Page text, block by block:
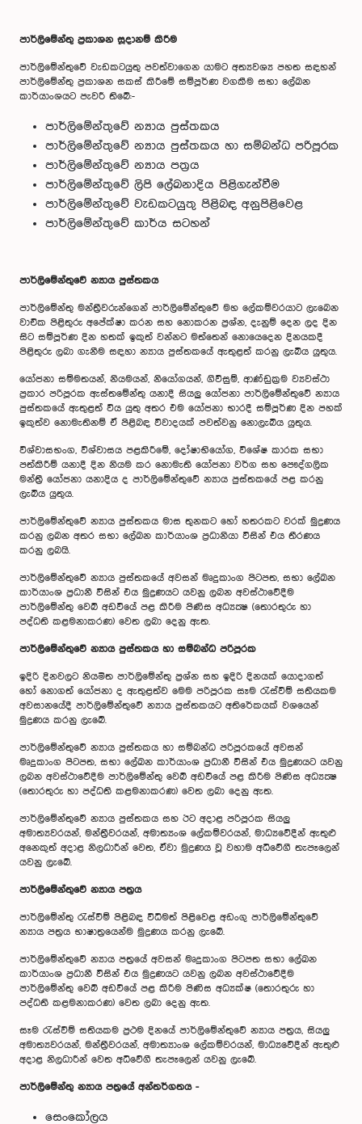
පාර්ලිමේන්තු ප්‍රකාශන සූදානම් කිරීම
පාර්ලිමේන්තුවේ වැඩකටයුතු පවත්වාගෙන යාමට අත්‍යවශ්‍ය පහත සඳහන්
පාර්ලිමේන්තු ප්‍රකාශන සකස් කිරීමේ සම්පූර්ණ වගකීම සභා ලේඛන
කාර්යාංශයට පැවරී තිබේ:-
පාර්ලිමේන්තුවේ න්‍යාය පුස්තකය
පාර්ලිමේන්තුවේ න්‍යාය පුස්තකය හා සම්බන්ධ පරිපූරක
පාර්ලිමේන්තුවේ න්‍යාය පත්‍රය
පාර්ලිමේන්තුවේ ලිපි ලේඛනාදිය පිළිගැන්වීම
පාර්ලිමේන්තුවේ වැඩකටයුතු පිළිබඳ අනුපිළිවෙළ
පාර්ලිමේන්තුවේ කාර්ය සටහන්
පාර්ලිමේන්තුවේ න්‍යාය පුස්තකය
පාර්ලිමේන්තු මන්ත්‍රීවරුන්ගෙන් පාර්ලිමේන්තුවේ මහ ලේකම්වරයාට ලැබෙන
වාචික පිළිතුරු අපේක්ෂා කරන සහ නොකරන ප්‍රශ්න, දැනුම් දෙන ලද දින
සිට සම්පූර්ණ දින හතක් ඉකුත් වන්නට මත්තෙන් නොයෙදෙන දිනයකදී
පිළිතුරු ලබා ගැනීම සඳහා න්‍යාය පුස්තකයේ ඇතුළත් කරනු ලැබිය යුතුය.
යෝජනා සම්මතයන්, නියමයන්, නියෝගයන්, ගිවිසුම්, ආණ්ඩුක්‍රම ව්‍යවස්ථා
ප්‍රකාර පරිපූරක ඇස්තමේන්තු යනාදී සියලු යෝජනා පාර්ලිමේන්තුවේ න්‍යාය
පුස්තකයේ ඇතුළත් විය යුතු අතර එම යෝජනා භාරදී සම්පූර්ණ දින පහක්
ඉකුත්ව නොමැතිනම් ඒ පිළිබඳ විවාදයක් පවත්වනු නොලැබිය යුතුය.
විශ්වාසභංග, විශ්වාසය පළකිරීමේ, දෝෂාභියෝග, විශේෂ කාරක සභා
පත්කිරීම් යනාදී දින නියම කර නොමැති යෝජනා වර්ග සහ පෞද්ගලික
මන්ත්‍රී යෝජනා යනාදිය ද පාර්ලිමේන්තුවේ න්‍යාය පුස්තකයේ පළ කරනු
ලැබිය යුතුය.
පාර්ලිමේන්තුවේ න්‍යාය පුස්තකය මාස තුනකට හෝ හතරකට වරක් මුද්‍රණය
කරනු ලබන අතර සභා ලේඛන කාර්යාංශ ප්‍රධානියා විසින් එය තීරණය
කරනු ලබයි.
පාර්ලිමේන්තුවේ න්‍යාය පුස්තකයේ අවසන් මෘදුකාංග පිටපත, සභා ලේඛන
කාර්යාංශ ප්‍රධානී විසින් එය මුද්‍රණයට යවනු ලබන අවස්ථාවේදීම
පාර්ලිමේන්තු වෙබ් අඩවියේ පළ කිරීම පිණිස අධ්‍යක්‍ෂ (තොරතුරු හා
පද්ධති කළමනාකරණ) වෙත ලබා දෙනු ඇත.
පාර්ලිමේන්තුවේ න්‍යාය පුස්තකය හා සම්බන්ධ පරිපූරක
ඉදිරි දිනවලට නියමිත පාර්ලිමේන්තු ප්‍රශ්න සහ ඉදිරි දිනයක් යොදාගත්
හෝ නොගත් යෝජනා ද ඇතුළත්ව මෙම පරිපූරක සෑම රැස්වීම් සතියකම
අවසානයේදී පාර්ලිමේන්තුවේ න්‍යාය පුස්තකයට අතිරේකයක් වශයෙන්
මුද්‍රණය කරනු ලැබේ.
පාර්ලිමේන්තුවේ න්‍යාය පුස්තකය හා සම්බන්ධ පරිපූරකයේ අවසන්
මෘදුකාංග පිටපත, සභා ලේඛන කාර්යාංශ ප්‍රධානී විසින් එය මුද්‍රණයට යවනු
ලබන අවස්ථාවේදීම පාර්ලිමේන්තු වෙබ් අඩවියේ පළ කිරීම පිණිස අධ්‍යක්‍ෂ
(තොරතුරු හා පද්ධති කළමනාකරණ) වෙත ලබා දෙනු ඇත.
පාර්ලිමේන්තුවේ න්‍යාය පුස්තකය සහ ඊට අදාළ පරිපූරක සියලු
අමාත්‍යවරයන්, මන්ත්‍රීවරයන්, අමාත්‍යංශ ලේකම්වරයන්, මාධ්‍යවේදීන් ඇතුළු
අනෙකුත් අදාළ නිලධාරීන් වෙත, ඒවා මුද්‍රණය වූ වහාම අධිවේගී තැපෑලෙන්
යවනු ලැබේ.
පාර්ලිමේන්තුවේ න්‍යාය පත්‍රය
පාර්ලිමේන්තු රැස්වීම් පිළිබඳ විධිමත් පිළිවෙළ අඩංගු පාර්ලිමේන්තුවේ
න්‍යාය පත්‍රය භාෂාත්‍රයෙන්ම මුද්‍රණය කරනු ලැබේ.
පාර්ලිමේන්තුවේ න්‍යාය පත්‍රයේ අවසන් මෘදුකාංග පිටපත සභා ලේඛන
කාර්යාංශ ප්‍රධානී විසින් එය මුද්‍රණයට යවනු ලබන අවස්ථාවේදීම
පාර්ලිමේන්තු වෙබ් අඩවියේ පළ කිරීම පිණිස අධ්‍යක්ෂ (තොරතුරු හා
පද්ධති කළමනාකරණ) වෙත ලබා දෙනු ඇත.
සෑම රැස්වීම් සතියකම ප්‍රථම දිනයේ පාර්ලිමේන්තුවේ න්‍යාය පත්‍රය, සියලු
අමාත්‍යවරයන්, මන්ත්‍රීවරයන්, අමාත්‍යාංශ ලේකම්වරයන්, මාධ්‍යවේදීන් ඇතුළු
අදාළ නිලධාරීන් වෙත අධිවේගී තැපෑලෙන් යවනු ලැබේ.
පාර්ලිමේන්තු න්‍යාය පත්‍රයේ අන්තර්ගතය -
සෙංකෝලය